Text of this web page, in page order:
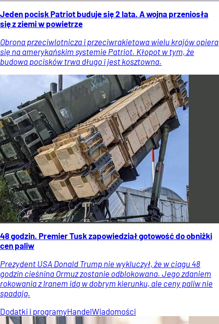
Jeden pocisk Patriot buduje się 2 lata. A wojna przeniosła
się z ziemi w powietrze
Obrona przeciwlotnicza i przeciwrakietowa wielu krajów opiera
się na amerykańskim systemie Patriot. Kłopot w tym, że
budowa pocisków trwa długo i jest kosztowna.
48 godzin. Premier Tusk zapowiedział gotowość do obniżki
cen paliw
Prezydent USA Donald Trump nie wykluczył, że w ciągu 48
godzin cieśnina Ormuz zostanie odblokowana. Jego zdaniem
rokowania z Iranem idą w dobrym kierunku, ale ceny paliw nie
spadają.
Dodatki i programyHandelWiadomości